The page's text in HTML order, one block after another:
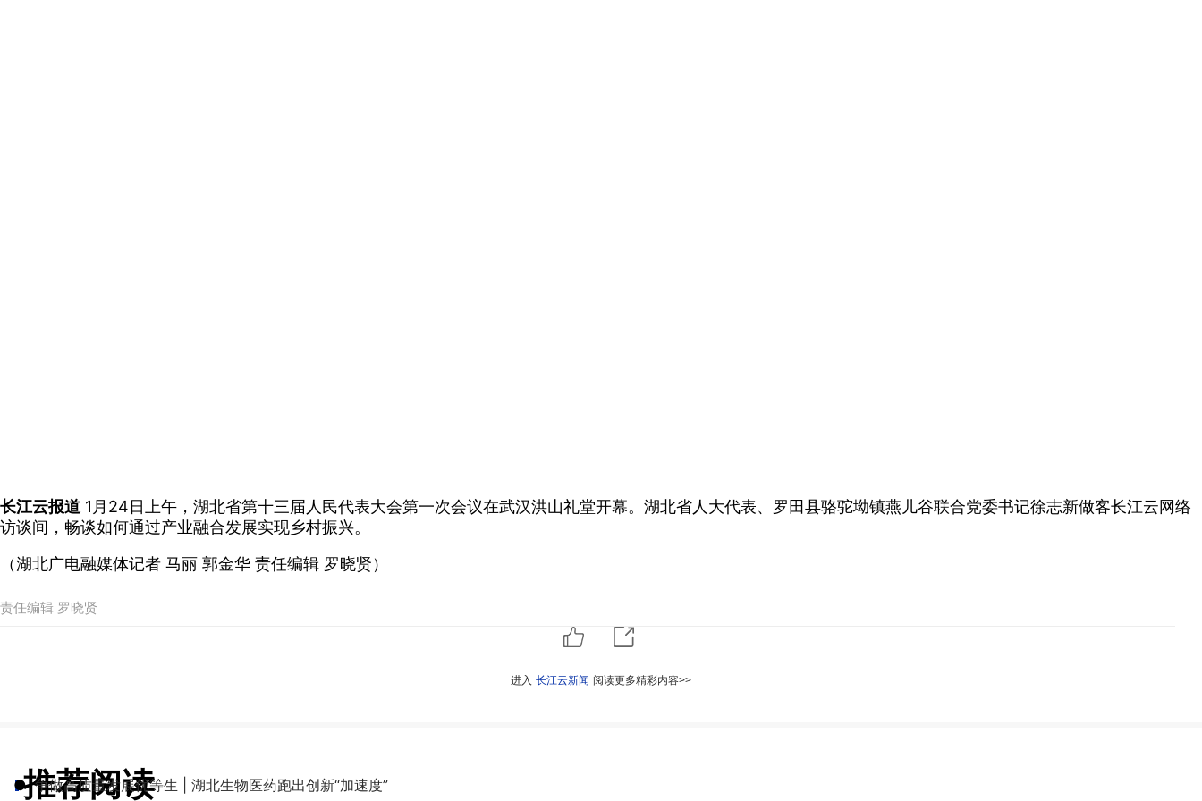
长江云报道 1月24日上午，湖北省第十三届人民代表大会第一次会议在武汉洪山礼堂开幕。湖北省人大代表、罗田县骆驼坳镇燕儿谷联合党委书记徐志新做客长江云网络
访谈间，畅谈如何通过产业融合发展实现乡村振兴。
（湖北广电融媒体记者 马丽 郭金华 责任编辑 罗晓贤）
责任编辑 罗晓贤
进入 长江云新闻 阅读更多精彩内容>>
推荐阅读
● 争做高质量发展优等生 | 湖北生物医药跑出创新“加速度”